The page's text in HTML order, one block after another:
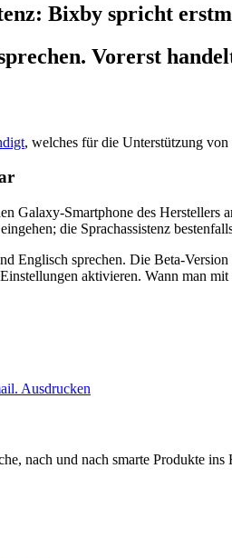
Bixby spricht
Vorerst
, welches für die Unterstützung
Galaxy-Smartphone des
die Sprachassistenz
Englisch sprechen. Die Beta-
aktivieren. Wann man
Ausdrucken
nach und nach smarte Produkte